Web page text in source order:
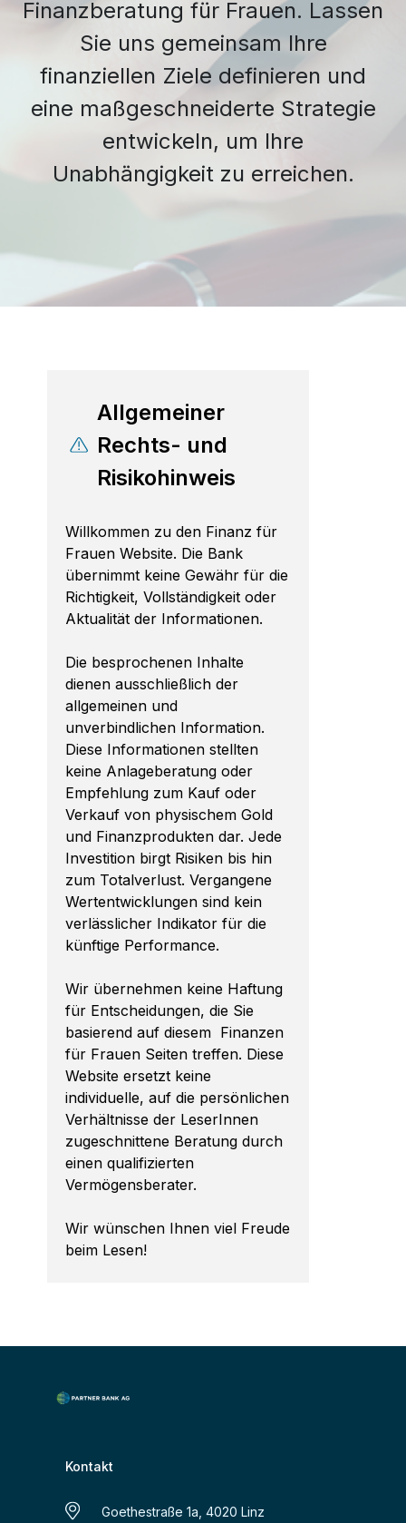
und
finanzielle
Zukunft
gestalten
können.
Kurse
Workshops
ansehen
finanzielle
Zukunft
übernommen
haben.
bleiben
Bücher
Zukunft
aktiv
zu
gestalten.
Entdecken
Sie
Einblicke
Finanzberatung für Frauen. Lassen
Sie uns gemeinsam Ihre
finanziellen Ziele definieren und
eine maßgeschneiderte Strategie
entwickeln, um Ihre
Unabhängigkeit zu erreichen.
Allgemeiner
Rechts- und
Risikohinweis
Willkommen zu den Finanz für
Frauen Website. Die Bank
übernimmt keine Gewähr für die
Richtigkeit, Vollständigkeit oder
Aktualität der Informationen.
Die besprochenen Inhalte
dienen ausschließlich der
allgemeinen und
unverbindlichen Information.
Diese Informationen stellten
keine Anlageberatung oder
Empfehlung zum Kauf oder
Verkauf von physischem Gold
und Finanzprodukten dar. Jede
Investition birgt Risiken bis hin
zum Totalverlust. Vergangene
Wertentwicklungen sind kein
verlässlicher Indikator für die
künftige Performance.
Wir übernehmen keine Haftung
für Entscheidungen, die Sie
basierend auf diesem Finanzen
für Frauen Seiten treffen. Diese
Website ersetzt keine
individuelle, auf die persönlichen
Verhältnisse der LeserInnen
zugeschnittene Beratung durch
einen qualifizierten
Vermögensberater.
Wir wünschen Ihnen viel Freude
beim Lesen!
Kontakt
Goethestraße 1a, 4020 Linz